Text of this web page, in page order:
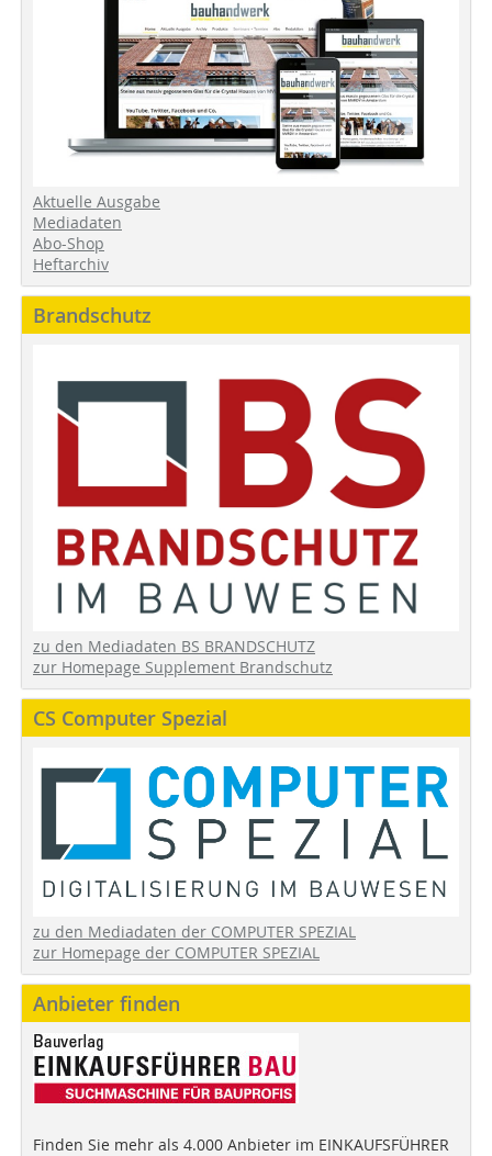
Aktuelle Ausgabe
Mediadaten
Abo-Shop
Heftarchiv
Brandschutz
zu den Mediadaten BS BRANDSCHUTZ
zur Homepage Supplement Brandschutz
CS Computer Spezial
zu den Mediadaten der COMPUTER SPEZIAL
zur Homepage der COMPUTER SPEZIAL
Anbieter finden
Finden Sie mehr als 4.000 Anbieter im EINKAUFSFÜHRER